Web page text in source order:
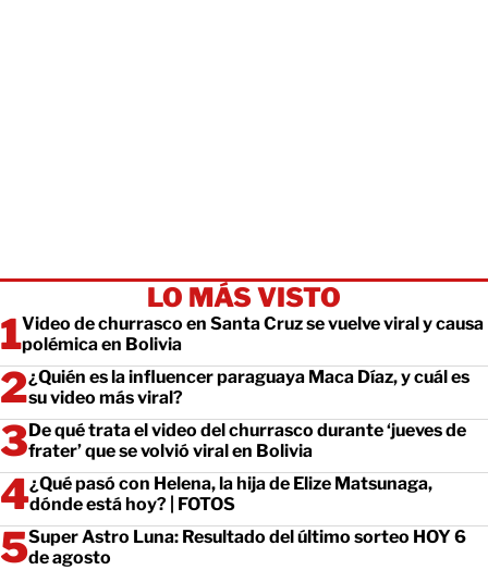
LO MÁS VISTO
Video de churrasco en Santa Cruz se vuelve viral y causa
polémica en Bolivia
¿Quién es la influencer paraguaya Maca Díaz, y cuál es
su video más viral?
De qué trata el video del churrasco durante ‘jueves de
frater’ que se volvió viral en Bolivia
¿Qué pasó con Helena, la hija de Elize Matsunaga,
dónde está hoy? | FOTOS
Super Astro Luna: Resultado del último sorteo HOY 6
de agosto